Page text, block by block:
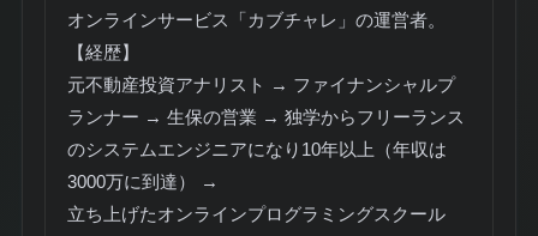
オンラインサービス「カブチャレ」の運営者。
【経歴】
元不動産投資アナリスト → ファイナンシャルプ
ランナー → 生保の営業 → 独学からフリーランス
のシステムエンジニアになり10年以上（年収は
3000万に到達） →
立ち上げたオンラインプログラミングスクール